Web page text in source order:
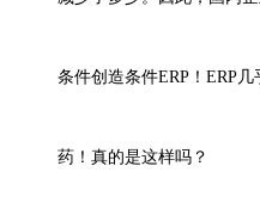
条件创造条件ERP！ERP
药！真的是这样吗？